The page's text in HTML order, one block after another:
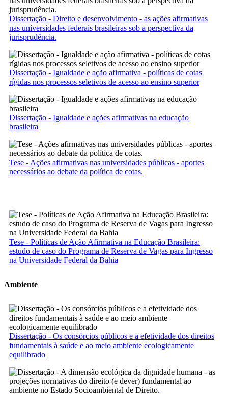
Dissertação - Direito e desenvolvimento - as ações afirmativas
nas universidades federais brasileiras sob a perspectiva da
jurisprudência.
Dissertação - Igualdade e ação afirmativa - políticas de cotas
rígidas nos processos seletivos de acesso ao ensino superior
Dissertação - Igualdade e ações afirmativas na educação
brasileira
Tese - Ações afirmativas nas universidades públicas - aportes
necessários ao debate da política de cotas.
Tese - Políticas de Ação Afirmativa na Educação Brasileira:
estudo de caso do Programa de Reserva de Vagas para Ingresso
na Universidade Federal da Bahia
Ambiente
Dissertação - Os consórcios públicos e a efetividade dos direitos
fundamentais à saúde e ao meio ambiente ecologicamente
equilibrado